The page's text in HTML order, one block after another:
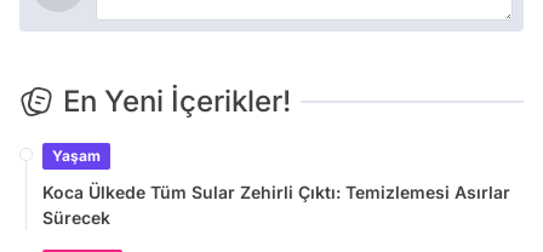
En Yeni İçerikler!
Yaşam
Koca Ülkede Tüm Sular Zehirli Çıktı: Temizlemesi Asırlar
Sürecek